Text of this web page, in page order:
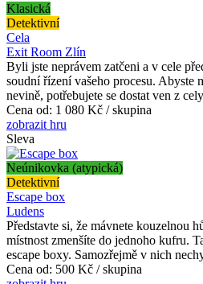
Klasická
Detektivní
Cela
Exit Room Zlín
Byli jste neprávem zatčeni a v cele
soudní řízení vašeho procesu. Abyste
nevině, potřebujete se dostat ven z
Cena od: 1 080 Kč / skupina
zobrazit hru
Sleva
Neúnikovka (atypická)
Detektivní
Escape box
Ludens
Představte si, že mávnete kouzelnou
místnost zmenšíte do jednoho kufru.
escape boxy. Samozřejmě v nich
Cena od: 500 Kč / skupina